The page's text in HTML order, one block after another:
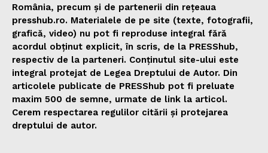
România, precum și de partenerii din rețeaua
presshub.ro. Materialele de pe site (texte, fotografii,
grafică, video) nu pot fi reproduse integral fără
acordul obținut explicit, în scris, de la PRESShub,
respectiv de la parteneri. Conținutul site-ului este
integral protejat de Legea Dreptului de Autor. Din
articolele publicate de PRESShub pot fi preluate
maxim 500 de semne, urmate de link la articol.
Cerem respectarea regulilor citării și protejarea
dreptului de autor.